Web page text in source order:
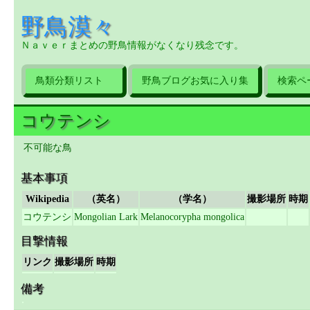
野鳥漠々
Ｎａｖｅｒまとめの野鳥情報がなくなり残念です。
鳥類分類リスト 野鳥ブログお気に入り集 検索ペ
コウテンシ
不可能な鳥
基本事項
Wikipedia （英名） （学名） 撮影場所 時期
コウテンシ Mongolian Lark Melanocorypha mongolica
目撃情報
リンク 撮影場所 時期
備考